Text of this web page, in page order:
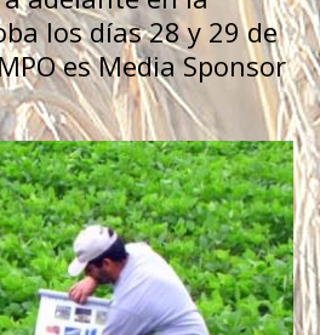
los días 28 y 29 de
es Media Sponsor